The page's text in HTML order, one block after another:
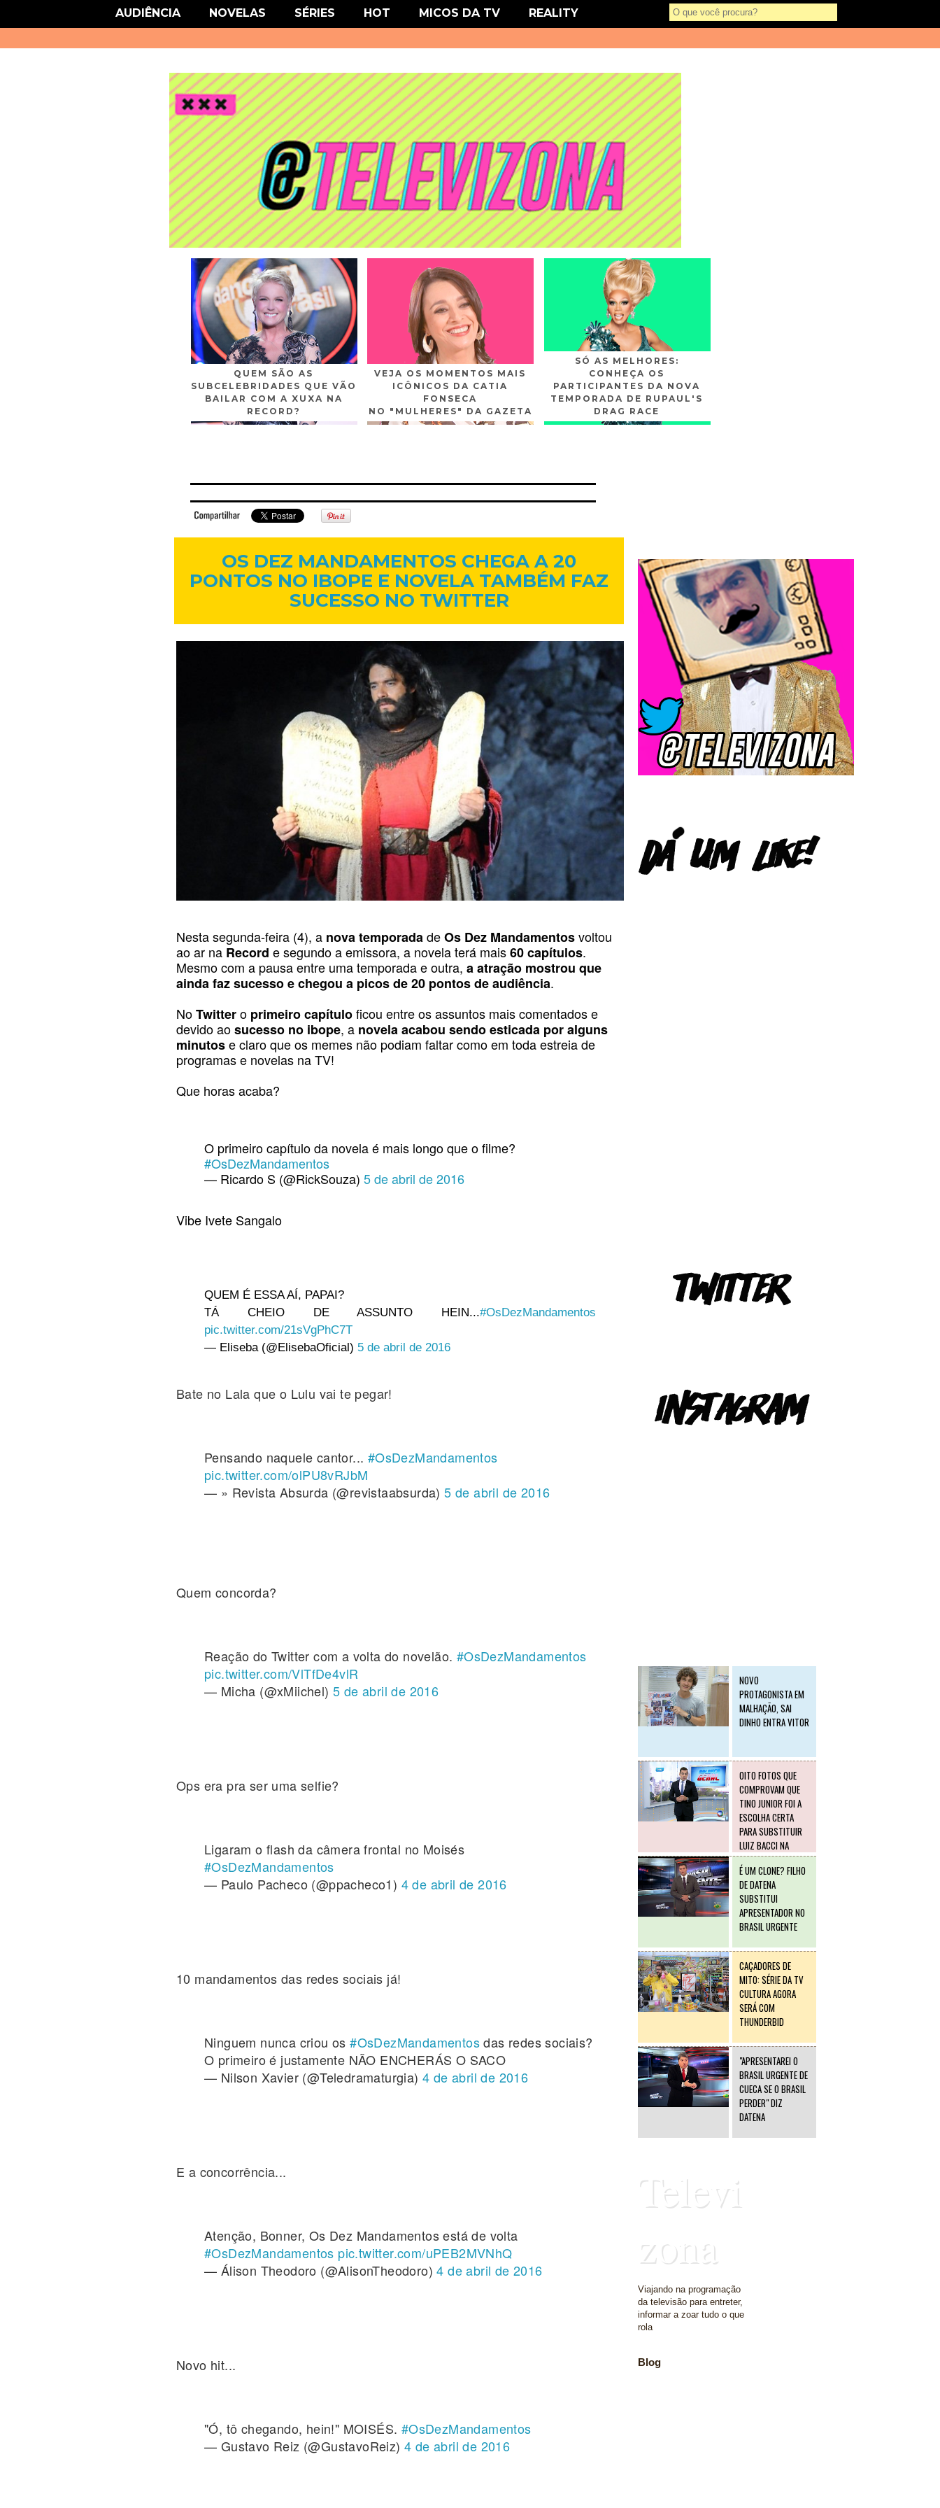
link href='http://fonts.googleapis.com/css?family=Roboto' rel='stylesheet' type='text/css'/>
QUEM SÃO AS
SUBCELEBRIDADES QUE VÃO
BAILAR COM A XUXA NA
RECORD?
VEJA OS MOMENTOS MAIS
ICÔNICOS DA CATIA
FONSECA
NO "MULHERES" DA GAZETA
SÓ AS MELHORES:
CONHEÇA OS
PARTICIPANTES DA NOVA
TEMPORADA DE RUPAUL'S
DRAG RACE
AUDIÊNCIA NOVELAS SÉRIES HOT MICOS DA TV REALITY
OS DEZ MANDAMENTOS CHEGA A 20
PONTOS NO IBOPE E NOVELA TAMBÉM FAZ
SUCESSO NO TWITTER
Nesta segunda-feira (4), a nova temporadadeOs Dez Mandamentosvoltou
ao ar na Record e segundo a emissora, a novela terá mais60 capítulos.
Mesmo com a pausa entre uma temporada e outra, a atração mostrou que
ainda faz sucesso e chegou a picos de 20 pontos de audiência.
NoTwittero primeiro capítuloficou entre os assuntos mais comentados e
devido aosucesso no ibope, a novela acabou sendo esticada por alguns
minutose claro que os memes não podiam faltar como em toda estreia de
programas e novelas na TV!
Que horas acaba?
O primeiro capítulo da novela é mais longo que o filme?
#OsDezMandamentos
— Ricardo S (@RickSouza) 5 de abril de 2016
Vibe Ivete Sangalo
QUEM É ESSA AÍ, PAPAI?
TÁ CHEIO DE ASSUNTO HEIN...#OsDezMandamentos
pic.twitter.com/21sVgPhC7T
— Eliseba (@ElisebaOficial) 5 de abril de 2016
Bate no Lala que o Lulu vai te pegar!
Pensando naquele cantor... #OsDezMandamentos
pic.twitter.com/olPU8vRJbM
— »️‏ Revista Absurda (@revistaabsurda)5 de abril de 2016
Quem concorda?
Reação do Twitter com a volta do novelão. #OsDezMandamentos
pic.twitter.com/VlTfDe4vlR
— Micha (@xMiichel) 5 de abril de 2016
Ops era pra ser uma selfie?
Ligaram o flash da câmera frontal no Moisés
#OsDezMandamentos
— Paulo Pacheco (@ppacheco1) 4 de abril de 2016
10 mandamentos das redes sociais já!
Ninguem nunca criou os#OsDezMandamentosdas redes sociais?
O primeiro é justamente NÃO ENCHERÁS O SACO
— Nilson Xavier (@Teledramaturgia) 4 de abril de 2016
E a concorrência...
Atenção, Bonner, Os Dez Mandamentos está de volta
#OsDezMandamentos pic.twitter.com/uPEB2MVNhQ
— Álison Theodoro (@AlisonTheodoro)4 de abril de 2016
Novo hit...
"Ó, tô chegando, hein!" MOISÉS. #OsDezMandamentos
— Gustavo Reiz (@GustavoReiz) 4 de abril de 2016
NOVO
PROTAGONISTA EM
MALHAÇÃO, SAI
DINHO ENTRA VITOR
OITO FOTOS QUE
COMPROVAM QUE
TINO JUNIOR FOI A
ESCOLHA CERTA
PARA SUBSTITUIR
LUIZ BACCI NA
RECORD
É UM CLONE? FILHO
DE DATENA
SUBSTITUI
APRESENTADOR NO
BRASIL URGENTE
CAÇADORES DE
MITO: SÉRIE DA TV
CULTURA AGORA
SERÁ COM
THUNDERBID
"APRESENTAREI O
BRASIL URGENTE DE
CUECA SE O BRASIL
PERDER" DIZ
DATENA
Televi
zona
Viajando na programação
da televisão para entreter,
informar a zoar tudo o que
rola
Blog